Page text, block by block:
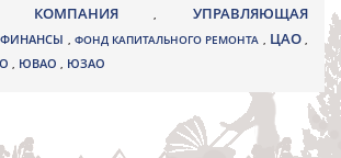
КОМПАНИЯ,УПРАВЛЯЮЩАЯ
ФИНАНСЫ , ФОНД КАПИТАЛЬНОГО РЕМОНТА , ЦАО,
, ЮВАО , ЮЗАО